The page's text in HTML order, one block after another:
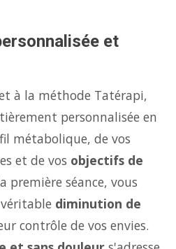
et
à la méthode Tatérapi,
personnalisée en
métabolique, de vos
et de vos objectifs de
première séance, vous
diminution de
contrôle de vos envies.